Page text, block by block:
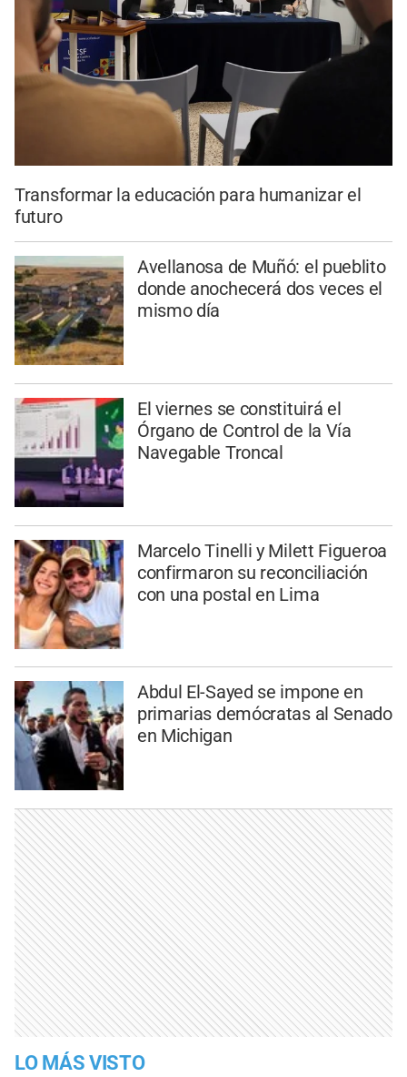
Transformar la educación para humanizar el
futuro
Avellanosa de Muñó: el pueblito
donde anochecerá dos veces el
mismo día
El viernes se constituirá el
Órgano de Control de la Vía
Navegable Troncal
Marcelo Tinelli y Milett Figueroa
confirmaron su reconciliación
con una postal en Lima
Abdul El-Sayed se impone en
primarias demócratas al Senado
en Michigan
LO MÁS VISTO